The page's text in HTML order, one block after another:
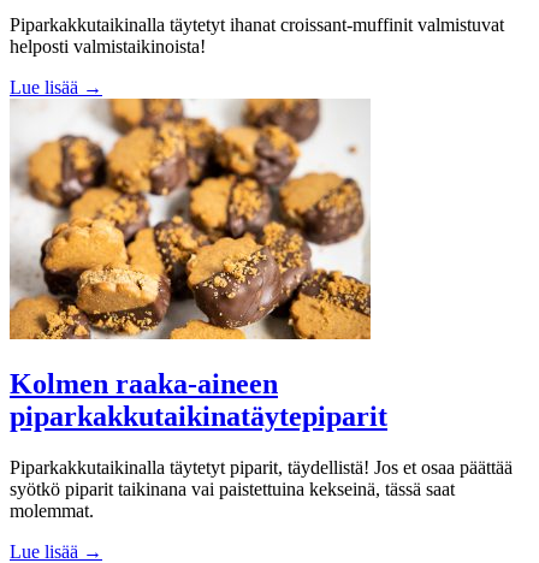
Piparkakkutaikinalla täytetyt ihanat croissant-muffinit valmistuvat
helposti valmistaikinoista!
Lue lisää →
Kolmen raaka-aineen
piparkakkutaikinatäytepiparit
Piparkakkutaikinalla täytetyt piparit, täydellistä! Jos et osaa päättää
syötkö piparit taikinana vai paistettuina kekseinä, tässä saat
molemmat.
Lue lisää →